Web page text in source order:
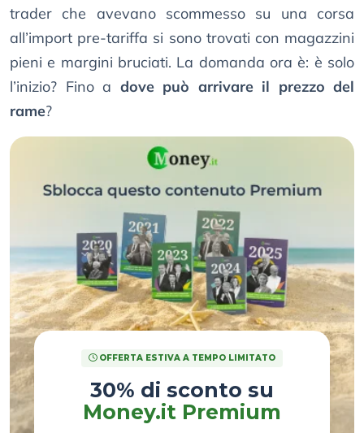
trader che avevano scommesso su una corsa
all’import pre-tariffa si sono trovati con magazzini
pieni e margini bruciati. La domanda ora è: è solo
l’inizio? Fino a dove può arrivare il prezzo del
rame?
OFFERTA ESTIVA A TEMPO LIMITATO
30% di sconto su
Money.it Premium